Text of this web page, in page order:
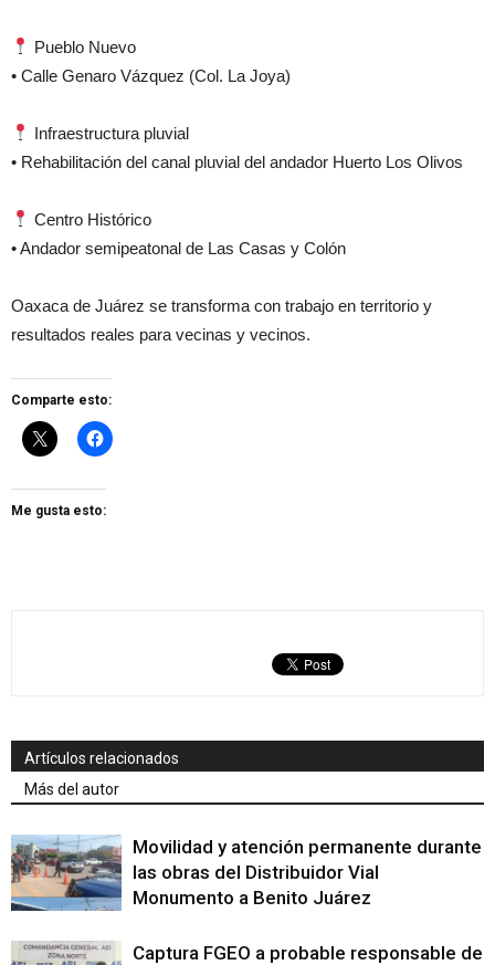
Pueblo Nuevo
• Calle Genaro Vázquez (Col. La Joya)
Infraestructura pluvial
• Rehabilitación del canal pluvial del andador Huerto Los Olivos
Centro Histórico
• Andador semipeatonal de Las Casas y Colón
Oaxaca de Juárez se transforma con trabajo en territorio y
resultados reales para vecinas y vecinos.
Comparte esto:
Me gusta esto:
Artículos relacionados
Más del autor
Movilidad y atención permanente durante
las obras del Distribuidor Vial
Monumento a Benito Juárez
Captura FGEO a probable responsable de